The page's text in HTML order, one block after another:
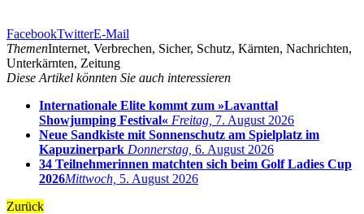
FacebookTwitterE-Mail
ThemenInternet, Verbrechen, Sicher, Schutz, Kärnten, Nachrichten,
Unterkärnten, Zeitung
Diese Artikel könnten Sie auch interessieren
Internationale Elite kommt zum »Lavanttal
Showjumping Festival« Freitag, 7. August 2026
Neue Sandkiste mit Sonnenschutz am Spielplatz im
Kapuzinerpark Donnerstag, 6. August 2026
34 Teilnehmerinnen matchten sich beim Golf Ladies Cup
2026Mittwoch, 5. August 2026
Zurück